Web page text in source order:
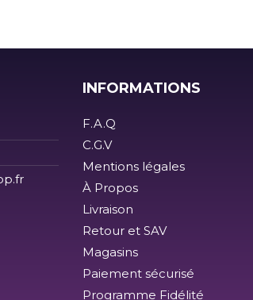
INFORMATIONS
F.A.Q
C.G.V
Mentions légales
À Propos
Livraison
Retour et SAV
Magasins
Paiement sécurisé
Programme Fidélité